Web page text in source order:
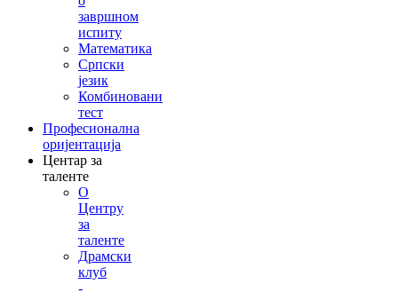
завршном
испиту
Математика
Српски
језик
Комбиновани
тест
Професионална
оријентација
Центар за
таленте
О
Центру
за
таленте
Драмски
клуб
-